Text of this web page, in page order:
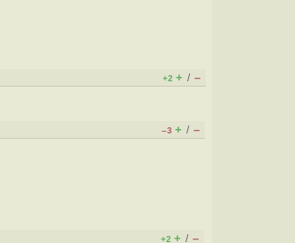
+2 + / –
–3 + / –
+2 + / –